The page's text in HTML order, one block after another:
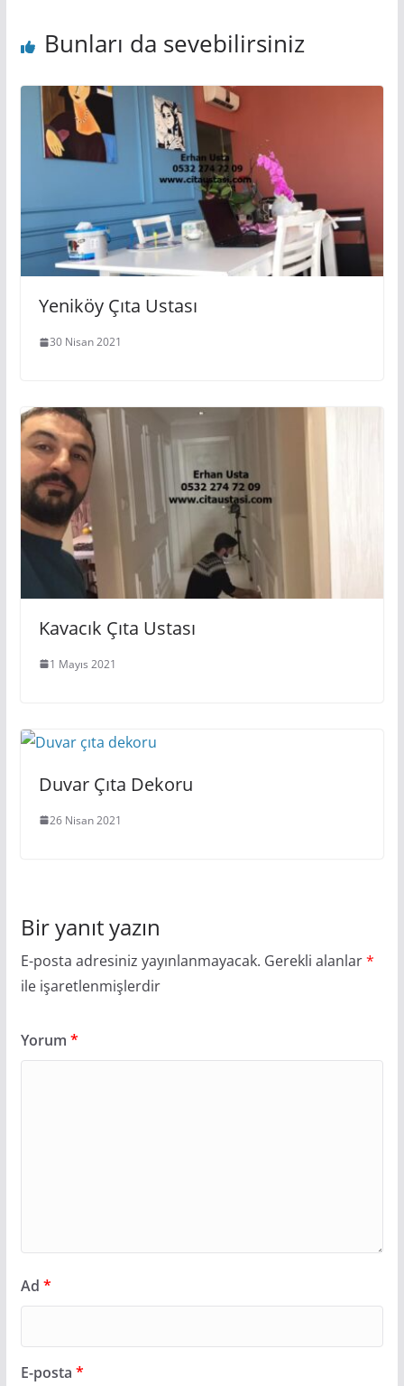
Bunları da sevebilirsiniz
Yeniköy Çıta Ustası
30 Nisan 2021
Kavacık Çıta Ustası
1 Mayıs 2021
Duvar Çıta Dekoru
26 Nisan 2021
Bir yanıt yazın
E-posta adresiniz yayınlanmayacak. Gerekli alanlar*
ile işaretlenmişlerdir
Yorum *
Ad *
E-posta *